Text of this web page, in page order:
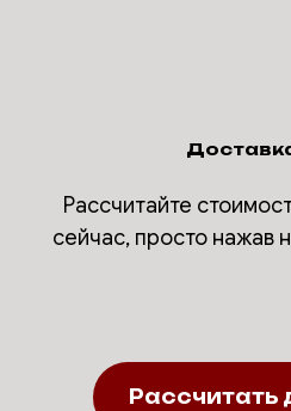
Рассчитайте
сейчас, просто нажав
Рассчитать